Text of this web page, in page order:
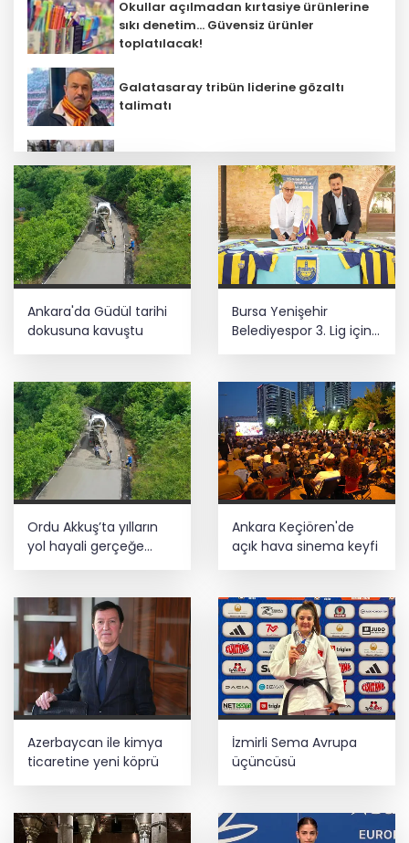
Okullar açılmadan kırtasiye ürünlerine
sıkı denetim... Güvensiz ürünler
toplatılacak!
Galatasaray tribün liderine gözaltı
talimatı
saldırı sonrası restorasyon
Meclis’te kritik gün! 'Terörsüz Türkiye'
teklifinde gözler Genel Kurul’da
Taze incirde rekolte yüksek, hedef 100
milyon dolar
ağırlayacak
Ankara'da Güdül tarihi
dokusuna kavuştu
Bursa Yenişehir
Belediyespor 3. Lig için
Ordu Akkuş’ta yılların
yol hayali gerçeğe
dönüyor
Ankara Keçiören'de
açık hava sinema keyfi
Azerbaycan ile kimya
ticaretine yeni köprü
İzmirli Sema Avrupa
üçüncüsü